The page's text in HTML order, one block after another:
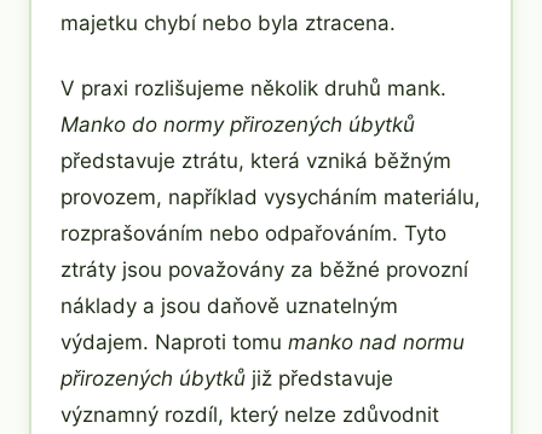
majetku chybí nebo byla ztracena.
V praxi rozlišujeme několik druhů mank.
Manko do normy přirozených úbytků
představuje ztrátu, která vzniká běžným
provozem, například vysycháním materiálu,
rozprašováním nebo odpařováním. Tyto
ztráty jsou považovány za běžné provozní
náklady a jsou daňově uznatelným
výdajem. Naproti tomu manko nad normu
přirozených úbytků již představuje
významný rozdíl, který nelze zdůvodnit